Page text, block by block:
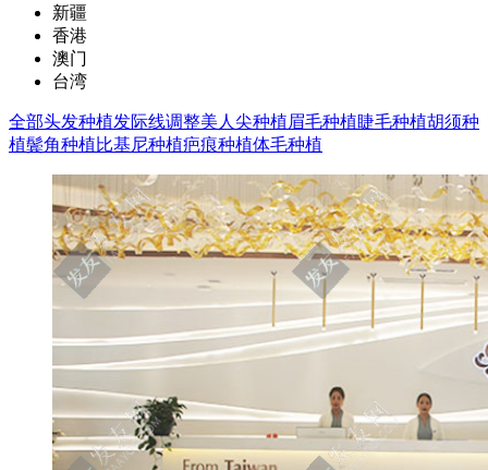
新疆
香港
澳门
台湾
全部头发种植发际线调整美人尖种植眉毛种植睫毛种植胡须种
植鬓角种植比基尼种植疤痕种植体毛种植